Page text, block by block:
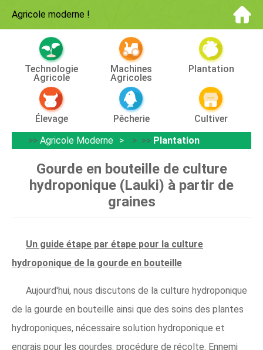
Agricole moderne !
Technologie
Agricole
Machines
Agricoles
Plantation
Élevage Pêcherie
Cultiver
>> Agricole Moderne > >> Plantation
Gourde en bouteille de culture
hydroponique (Lauki) à partir de
graines
Un guide étape par étape pour la culture
hydroponique de la gourde en bouteille
Aujourd'hui, nous discutons de la culture hydroponique
de la gourde en bouteille ainsi que des soins des plantes
hydroponiques, nécessaire solution hydroponique et
engrais pour les gourdes. procédure de récolte. Ennemi